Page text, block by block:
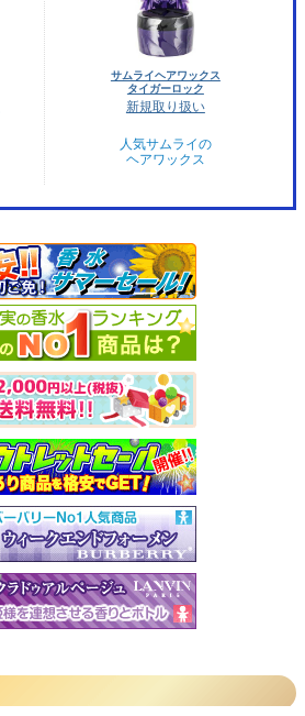
サムライヘアワックス
タイガーロック
新規取り扱い
人気サムライの
ヘアワックス